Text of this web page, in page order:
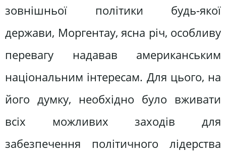
зовнішньої політики будь-якої
держави, Моргентау, ясна річ, особливу
перевагу надавав американським
національним інтересам. Для цього, на
його думку, необхідно було вживати
всіх можливих заходів для
забезпечення політичного лідерства